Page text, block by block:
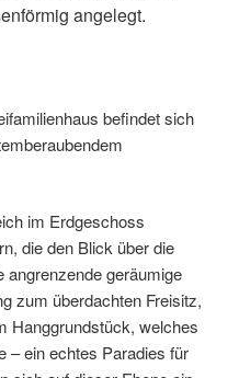
angelegt.
befindet sich
im Erdgeschoss
die den Blick über die
angrenzende geräumige
zum überdachten Freisitz,
Hanggrundstück, welches
– ein echtes Paradies für